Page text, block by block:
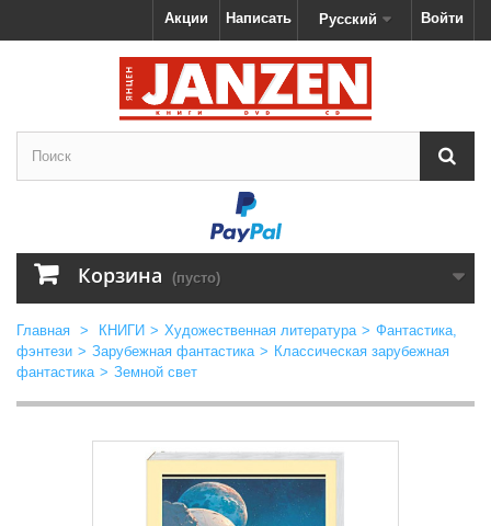
Войти
Русский
Написать
Акции
Корзина (пусто)
Главная > КНИГИ > Художественная литература > Фантастика,
фэнтези > Зарубежная фантастика > Классическая зарубежная
фантастика > Земной свет